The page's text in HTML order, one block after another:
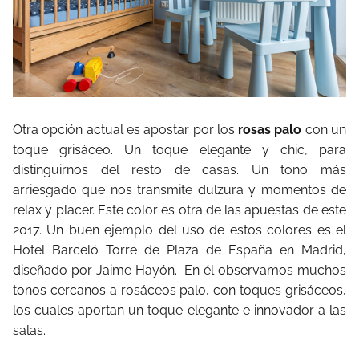
Otra opción actual es apostar por los rosas palo con un
toque grisáceo. Un toque elegante y chic, para
distinguirnos del resto de casas. Un tono más
arriesgado que nos transmite dulzura y momentos de
relax y placer. Este color es otra de las apuestas de este
2017. Un buen ejemplo del uso de estos colores es el
Hotel Barceló Torre de Plaza de España en Madrid,
diseñado por Jaime Hayón. En él observamos muchos
tonos cercanos a rosáceos palo, con toques grisáceos,
los cuales aportan un toque elegante e innovador a las
salas.